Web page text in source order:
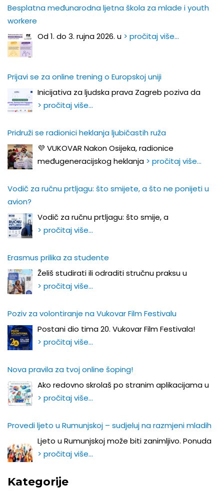
Besplatna međunarodna ljetna škola za mlade i youth
workere
Od 1. do 3. rujna 2026. u > pročitaj više…
Prijavi se za online trening o Europskoj uniji
Inicijativa za ljudska prava Zagreb poziva da
> pročitaj više…
Pridruži se radionici heklanja ljubičastih ruža
💜 VUKOVAR Nakon Osijeka, radionice
međugeneracijskog heklanja > pročitaj više…
Vodič za ručnu prtljagu: što smijete, a što ne ponijeti u
avion?
Vodič za ručnu prtljagu: što smije, a
> pročitaj više…
Erasmus prilika za studente
Želiš studirati ili odraditi stručnu praksu u
> pročitaj više…
Poziv za volontiranje na Vukovar Film Festivalu
Postani dio tima 20. Vukovar Film Festivala!
> pročitaj više…
Nova pravila za tvoj online šoping!
Ako redovno skrolaš po stranim aplikacijama u
> pročitaj više…
Provedi ljeto u Rumunjskoj – sudjeluj na razmjeni mladih
Ljeto u Rumunjskoj može biti zanimljivo. Ponuda
> pročitaj više…
Kategorije